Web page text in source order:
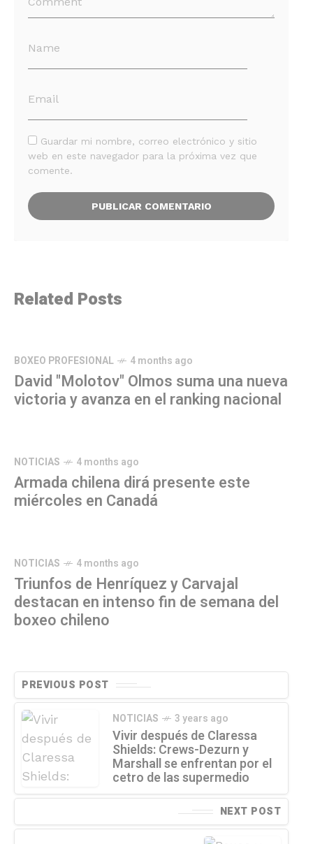
Guardar mi nombre, correo electrónico y sitio
web en este navegador para la próxima vez que
comente.
Related Posts
BOXEO PROFESIONAL 4 months ago
David "Molotov" Olmos suma una nueva
victoria y avanza en el ranking nacional
NOTICIAS 4 months ago
Armada chilena dirá presente este
miércoles en Canadá
NOTICIAS 4 months ago
Triunfos de Henríquez y Carvajal
destacan en intenso fin de semana del
boxeo chileno
PREVIOUS POST
NOTICIAS 3 years ago
Vivir después de Claressa
Shields: Crews-Dezurn y
Marshall se enfrentan por el
cetro de las supermedio
NEXT POST